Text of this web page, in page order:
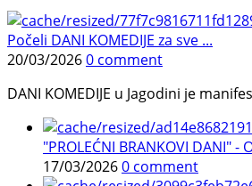
Počeli DANI KOMEDIJE za sve ...
20/03/20260 comment
DANI KOMEDIJE u Jagodini je
"PROLEĆNI BRANKOVI DANI" -
17/03/20260 comment